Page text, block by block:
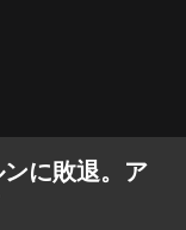
に敗退。ア